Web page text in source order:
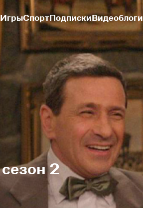
ИгрыСпортПодпискиВидеоблоги
2